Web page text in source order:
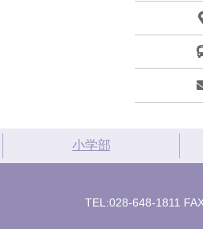
小学部
TEL:028-648-1811